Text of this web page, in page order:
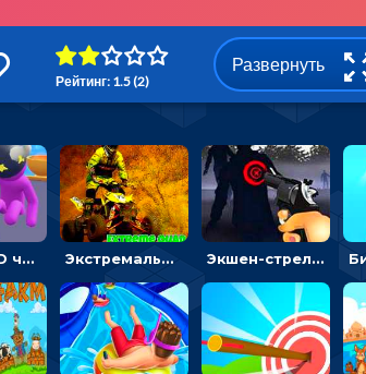
Рейтинг: 1.5 (2)
Развернуть
Ловить 3D человечком своего цвета и собирать драгоценности - гиперказуалка Экстремальные пазлы с квадроциклами: собирать крутые тачки Экшен-стрелялка по зомби: целиться и попадать в бегущих монстров